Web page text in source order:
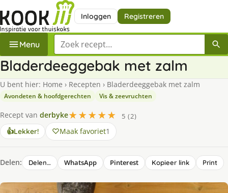
Inloggen Registreren
Menu Zoek een recept
Bladerdeeggebak met zalm
U bent hier: Home › Recepten › Bladerdeeggebak met zalm
Avondeten & hoofdgerechten Vis & zeevruchten
Recept van derbyke★★★★★
5 (2)
👍Lekker! Maak favoriet1
Delen: Delen… WhatsApp Pinterest Kopieer link Print